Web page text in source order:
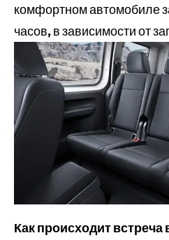
комфортном автомобиле
часов, в зависимости от
Как происходит встреча